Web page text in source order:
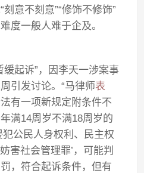
意不刻意”“修饰不修饰”
度一般人难于企及。
缓起诉”，因李天一涉案事
引发讨论。“马律师表
有一项新规定附条件不
满14周岁不满18周岁的
犯公民人身权利、民主权
害社会管理罪’，可能判
，符合起诉条件，但有